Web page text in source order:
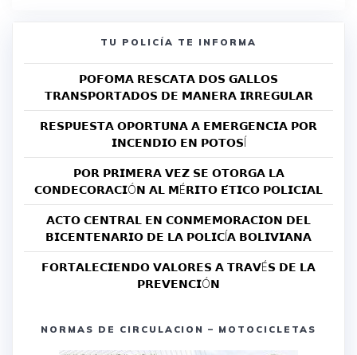
TU POLICÍA TE INFORMA
𝗣𝗢𝗙𝗢𝗠𝗔 𝗥𝗘𝗦𝗖𝗔𝗧𝗔 𝗗𝗢𝗦 𝗚𝗔𝗟𝗟𝗢𝗦
𝗧𝗥𝗔𝗡𝗦𝗣𝗢𝗥𝗧𝗔𝗗𝗢𝗦 𝗗𝗘 𝗠𝗔𝗡𝗘𝗥𝗔 𝗜𝗥𝗥𝗘𝗚𝗨𝗟𝗔𝗥
𝗥𝗘𝗦𝗣𝗨𝗘𝗦𝗧𝗔 𝗢𝗣𝗢𝗥𝗧𝗨𝗡𝗔 𝗔 𝗘𝗠𝗘𝗥𝗚𝗘𝗡𝗖𝗜𝗔 𝗣𝗢𝗥
𝗜𝗡𝗖𝗘𝗡𝗗𝗜𝗢 𝗘𝗡 𝗣𝗢𝗧𝗢𝗦Í
𝗣𝗢𝗥 𝗣𝗥𝗜𝗠𝗘𝗥𝗔 𝗩𝗘𝗭 𝗦𝗘 𝗢𝗧𝗢𝗥𝗚𝗔 𝗟𝗔
𝗖𝗢𝗡𝗗𝗘𝗖𝗢𝗥𝗔𝗖𝗜Ó𝗡 𝗔𝗟 𝗠É𝗥𝗜𝗧𝗢 𝗘́𝗧𝗜𝗖𝗢 𝗣𝗢𝗟𝗜𝗖𝗜𝗔𝗟
𝗔𝗖𝗧𝗢 𝗖𝗘𝗡𝗧𝗥𝗔𝗟 𝗘𝗡 𝗖𝗢𝗡𝗠𝗘𝗠𝗢𝗥𝗔𝗖𝗜𝗢𝗡 𝗗𝗘𝗟
𝗕𝗜𝗖𝗘𝗡𝗧𝗘𝗡𝗔𝗥𝗜𝗢 𝗗𝗘 𝗟𝗔 𝗣𝗢𝗟𝗜𝗖Í𝗔 𝗕𝗢𝗟𝗜𝗩𝗜𝗔𝗡𝗔
𝗙𝗢𝗥𝗧𝗔𝗟𝗘𝗖𝗜𝗘𝗡𝗗𝗢 𝗩𝗔𝗟𝗢𝗥𝗘𝗦 𝗔 𝗧𝗥𝗔𝗩É𝗦 𝗗𝗘 𝗟𝗔
𝗣𝗥𝗘𝗩𝗘𝗡𝗖𝗜Ó𝗡
NORMAS DE CIRCULACION – MOTOCICLETAS